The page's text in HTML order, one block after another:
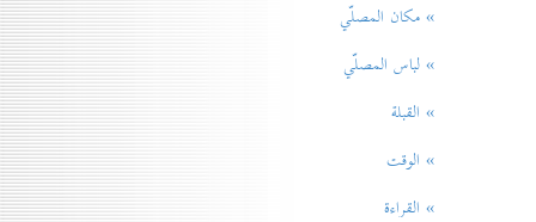
» مكان المصلّي
» لباس المصلّي
» القبلة
» الوقت
» القراءة